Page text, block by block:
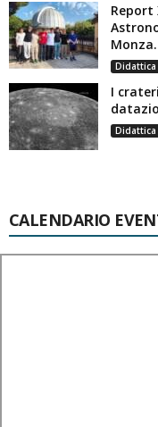
Report
I
CALENDARIO